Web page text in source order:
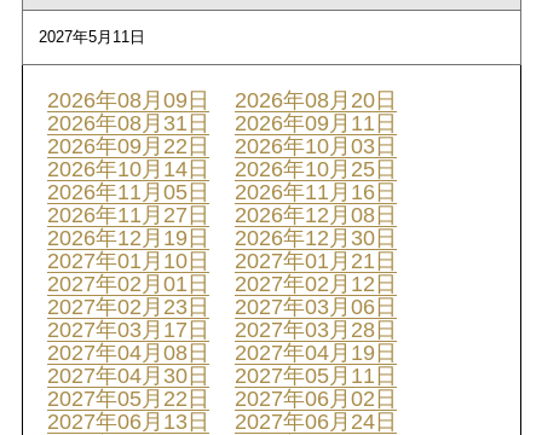
2027年5月11日
2026年08月09日
2026年08月20日
2026年08月31日
2026年09月11日
2026年09月22日
2026年10月03日
2026年10月14日
2026年10月25日
2026年11月05日
2026年11月16日
2026年11月27日
2026年12月08日
2026年12月19日
2026年12月30日
2027年01月10日
2027年01月21日
2027年02月01日
2027年02月12日
2027年02月23日
2027年03月06日
2027年03月17日
2027年03月28日
2027年04月08日
2027年04月19日
2027年04月30日
2027年05月11日
2027年05月22日
2027年06月02日
2027年06月13日
2027年06月24日